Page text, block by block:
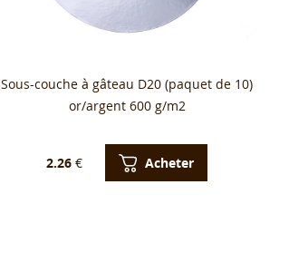
Sous-couche à gâteau D20 (paquet de 10)
or/argent 600 g/m2
2.26 € Acheter